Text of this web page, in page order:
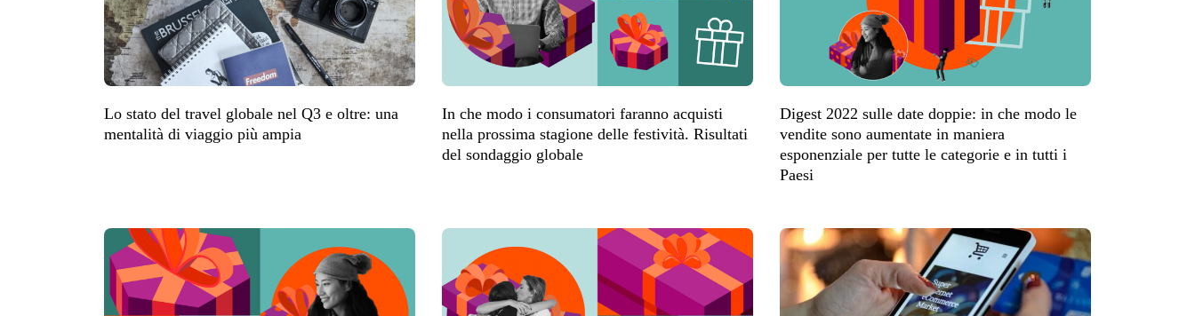
Lo stato del travel globale nel Q3 e oltre: una
mentalità di viaggio più ampia
In che modo i consumatori faranno acquisti
nella prossima stagione delle festività. Risultati
del sondaggio globale
Digest 2022 sulle date doppie: in che modo le
vendite sono aumentate in maniera
esponenziale per tutte le categorie e in tutti i
Paesi